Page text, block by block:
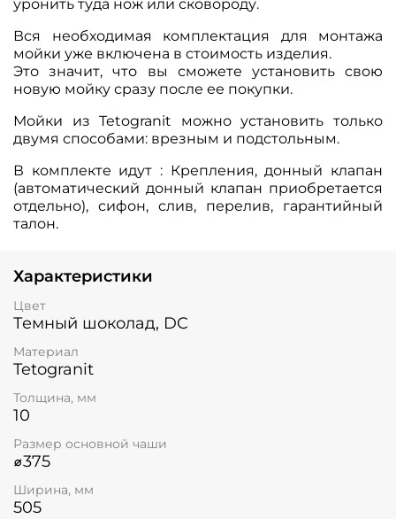
уронить туда нож или сковороду.
Вся необходимая комплектация для монтажа
мойки уже включена в стоимость изделия.
Это значит, что вы сможете установить свою
новую мойку сразу после ее покупки.
Мойки из Tetogranit можно установить только
двумя способами: врезным и подстольным.
В комплекте идут : Крепления, донный клапан
(автоматический донный клапан приобретается
отдельно), сифон, слив, перелив, гарантийный
талон.
Характеристики
Цвет
Темный шоколад, DC
Материал
Tetogranit
Толщина, мм
10
Размер основной чаши
⌀375
Ширина, мм
505